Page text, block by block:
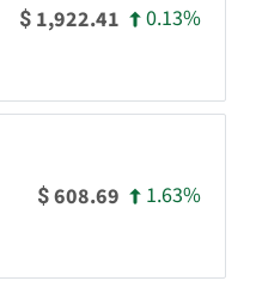
$ 1,922.41 0.13%
$608.69 1.63%